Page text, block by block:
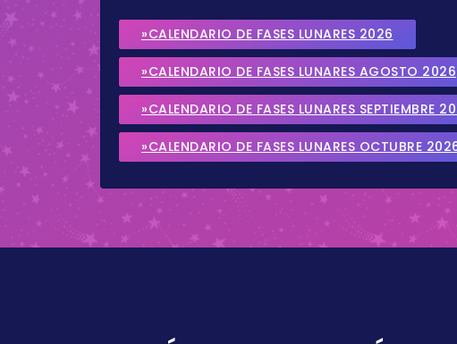
»CALENDARIO DE FASES LUNARES 2026
»CALENDARIO DE FASES LUNARES AGOSTO 2026
»CALENDARIO DE FASES LUNARES SEPTIEMBRE
»CALENDARIO DE FASES LUNARES OCTUBRE